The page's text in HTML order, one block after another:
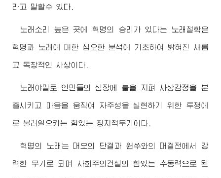
라고 말할수 있다.
노래소리 높은 곳에 혁명의 승리가 있다는 노래철학은
혁명과 노래에 대한 심오한 분석에 기초하여 밝혀진 새롭
고 독창적인 사상이다.
노래야말로 인민들의 심장에 불을 지펴 사상감정을 분
출시키고 마음을 움직여 자주성을 실현하기 위한 투쟁에
로 불러일으키는 힘있는 정치적무기이다.
혁명의 노래는 대오의 단결과 원쑤와의 대결전에서 강
력한 무기로 되며 사회주의건설의 힘있는 추동력으로 된